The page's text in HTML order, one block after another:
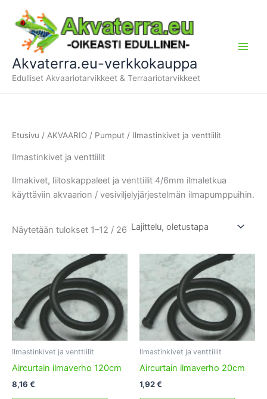
sisältöön
Akvaterra.eu-verkkokauppa
Edulliset Akvaariotarvikkeet & Terraariotarvikkeet
Etusivu / AKVAARIO / Pumput / Ilmastinkivet ja venttiilit
Ilmastinkivet ja venttiilit
Ilmakivet, liitoskappaleet ja venttiilit 4/6mm ilmaletkua
käyttäviin akvaarion / vesiviljelyjärjestelmän ilmapumppuihin.
Näytetään tulokset 1–12 / 26
Ilmastinkivet ja venttiilit
Aircurtain ilmaverho 120cm
8,16 €
Ilmastinkivet ja venttiilit
Aircurtain ilmaverho 20cm
1,92€